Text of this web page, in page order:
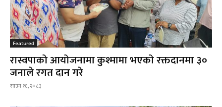
Featured
रास्वपाको आयोजनामा कुश्मामा भएको रक्तदानमा ३०
जनाले रगत दान गरे
साउन १६, २०८३